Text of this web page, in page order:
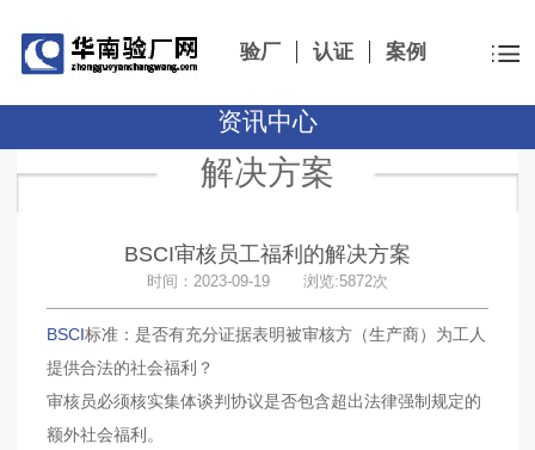
验厂 认证 案例
资讯中心
解决方案
BSCI审核员工福利的解决方案
时间：2023-09-19 浏览:5872次
BSCI标准：是否有充分证据表明被审核方（生产商）为工人
提供合法的社会福利？
审核员必须核实集体谈判协议是否包含超出法律强制规定的
额外社会福利。